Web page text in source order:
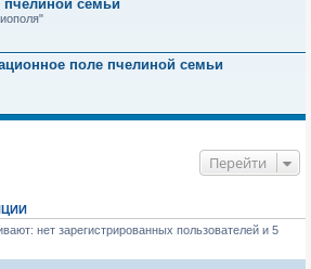
пчелиной семьи
поле пчелиной семьи
Перейти
нет зарегистрированных пользователей и 5